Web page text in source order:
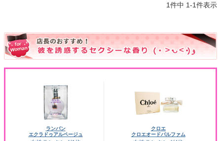
1件中 1-1件表示
ランバン
エクラドゥアルページュ
クロエ
クロエオードパルファム